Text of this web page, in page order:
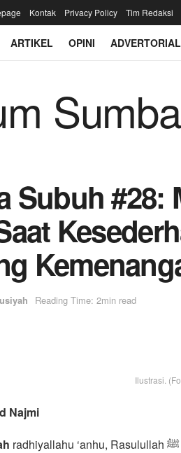
Kontak Privacy Policy Tim Redaksi
ARTIKEL OPINI ADVERTORIAL
Subuh #28:
Reading Time: 2min read
Ilustrasi.
Najmi